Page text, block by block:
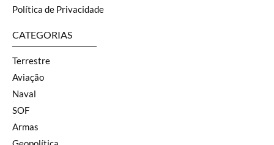
Política de Privacidade
CATEGORIAS
Terrestre
Aviação
Naval
SOF
Armas